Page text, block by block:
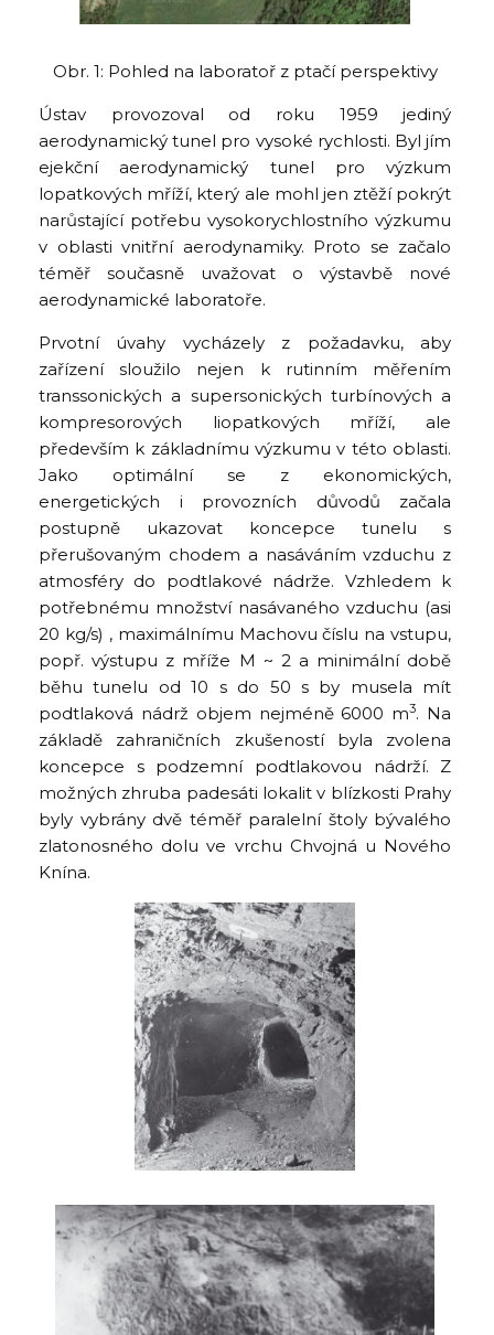
Obr. 1: Pohled na laboratoř z ptačí perspektivy
Ústav provozoval od roku 1959 jediný
aerodynamický tunel pro vysoké rychlosti. Byl jím
ejekční aerodynamický tunel pro výzkum
lopatkových mříží, který ale mohl jen ztěží pokrýt
narůstající potřebu vysokorychlostního výzkumu
v oblasti vnitřní aerodynamiky. Proto se začalo
téměř současně uvažovat o výstavbě nové
aerodynamické laboratoře.
Prvotní úvahy vycházely z požadavku, aby
zařízení sloužilo nejen k rutinním měřením
transsonických a supersonických turbínových a
kompresorových liopatkových mříží, ale
především k základnímu výzkumu v této oblasti.
Jako optimální se z ekonomických,
energetických i provozních důvodů začala
postupně ukazovat koncepce tunelu s
přerušovaným chodem a nasáváním vzduchu z
atmosféry do podtlakové nádrže. Vzhledem k
potřebnému množství nasávaného vzduchu (asi
20 kg/s) , maximálnímu Machovu číslu na vstupu,
popř. výstupu z mříže M ~ 2 a minimální době
běhu tunelu od 10 s do 50 s by musela mít
podtlaková nádrž objem nejméně 6000 m3. Na
základě zahraničních zkušeností byla zvolena
koncepce s podzemní podtlakovou nádrží. Z
možných zhruba padesáti lokalit v blízkosti Prahy
byly vybrány dvě téměř paralelní štoly bývalého
zlatonosného dolu ve vrchu Chvojná u Nového
Knína.